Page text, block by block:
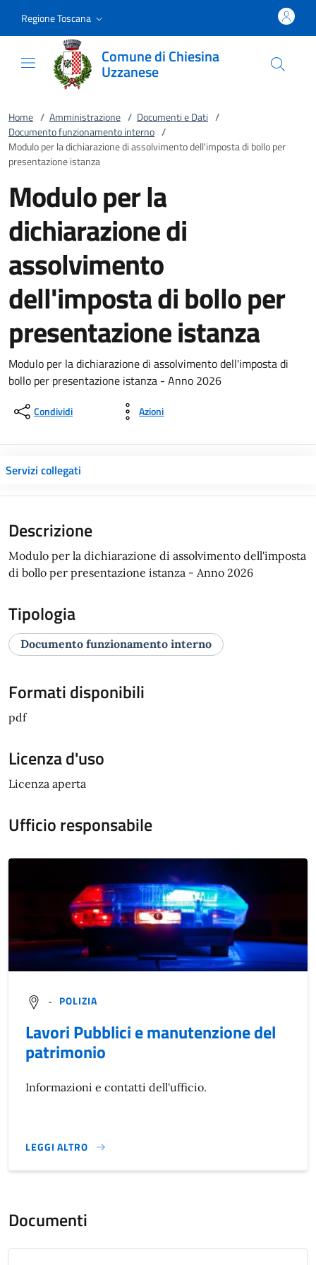
Regione Toscana
Comune di Chiesina
Uzzanese
Home / Amministrazione / Documenti e Dati /
Documento funzionamento interno /
Modulo per la dichiarazione di assolvimento dell'imposta di bollo per
presentazione istanza
Modulo per la
dichiarazione di
assolvimento
dell'imposta di bollo per
presentazione istanza
Modulo per la dichiarazione di assolvimento dell'imposta di
bollo per presentazione istanza - Anno 2026
Condividi Azioni
Servizi collegati
Descrizione
Modulo per la dichiarazione di assolvimento dell'imposta
di bollo per presentazione istanza - Anno 2026
Tipologia
Documento funzionamento interno
Formati disponibili
pdf
Licenza d'uso
Licenza aperta
Ufficio responsabile
- POLIZIA
Lavori Pubblici e manutenzione del
patrimonio
Informazioni e contatti dell'ufficio.
LEGGI ALTRO
}
Documenti